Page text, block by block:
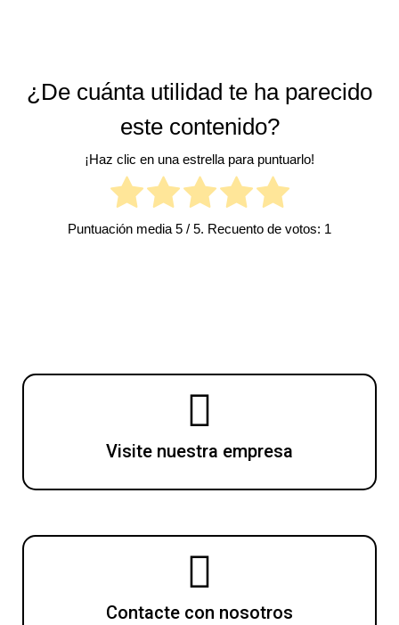
¿De cuánta utilidad te ha parecido
este contenido?
¡Haz clic en una estrella para puntuarlo!
Puntuación media 5 / 5. Recuento de votos: 1
Visite nuestra empresa
Contacte con nosotros